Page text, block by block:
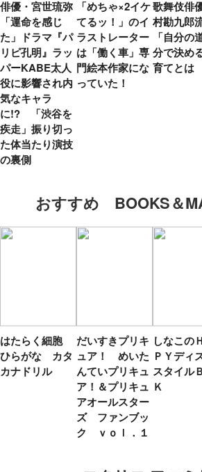
俳優・宮世琉弥
「運命を感じ
た」ドラマ『パ
リピ孔明』ラッ
パーKABE太人
役に影響され内
気なキャラ
に!? 「渋谷を
疾走」振り切っ
た体当たり演技
の裏側
「めちゃ×2イケ
てるッ！」のイ
ラストレーター
は「働く車」専
門絵本作家にな
っていた！
歌舞伎俳
村勘九郎
「自分の
分で決め
育てとは
おすすめ BOOKS＆
はたらく細胞
ひらがな カタ
カナドリル
だいすきプリキ
ュア！ めいた
んていプリキュ
ア！＆プリキュ
アオールスター
ズ ファンブッ
ク ｖｏｌ．１
しなこの
ＰＹディ
スタイル
Ｋ